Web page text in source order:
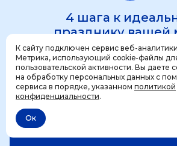
Позвонить+7 (499) 444-
К сайту подключен сервис веб-
Метрика, использующий cookie-файлы
пользовательской активности. Вы даете
на обработку персональных данных с
сервиса в порядке, указанном политикой
конфиденциальности.
Ок
4 шага к
празднику вашей
1 шаг